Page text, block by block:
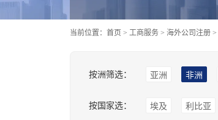
当前位置： 首页 > 工商服务 > 海外公司注册 >
按洲筛选： 亚洲 非洲
按国家选： 埃及 利比亚